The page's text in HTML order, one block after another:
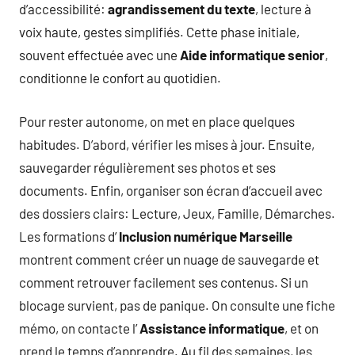
d’accessibilité: agrandissement du texte, lecture à
voix haute, gestes simplifiés. Cette phase initiale,
souvent effectuée avec une Aide informatique senior,
conditionne le confort au quotidien.
Pour rester autonome, on met en place quelques
habitudes. D’abord, vérifier les mises à jour. Ensuite,
sauvegarder régulièrement ses photos et ses
documents. Enfin, organiser son écran d’accueil avec
des dossiers clairs: Lecture, Jeux, Famille, Démarches.
Les formations d’Inclusion numérique Marseille
montrent comment créer un nuage de sauvegarde et
comment retrouver facilement ses contenus. Si un
blocage survient, pas de panique. On consulte une fiche
mémo, on contacte l’Assistance informatique, et on
prend le temps d’apprendre. Au fil des semaines, les